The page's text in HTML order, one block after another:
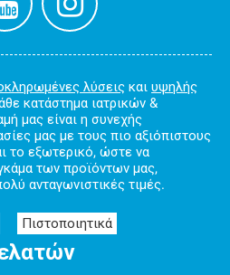
λύσεις και υψηλής
κατάστημα ιατρικών &
μας είναι η συνεχής
μας με τους πιο αξιόπιστους
το εξωτερικό, ώστε να
των προϊόντων μας,
ανταγωνιστικές τιμές.
Πιστοποιητικά